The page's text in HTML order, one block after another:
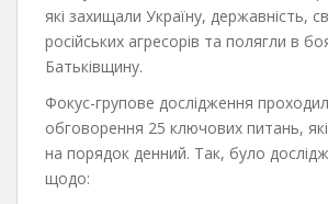
які захищали Україну, державність,
російських агресорів та полягли в
Батьківщину.
Фокус-групове дослідження
обговорення 25 ключових питань,
на порядок денний. Так, було
щодо: